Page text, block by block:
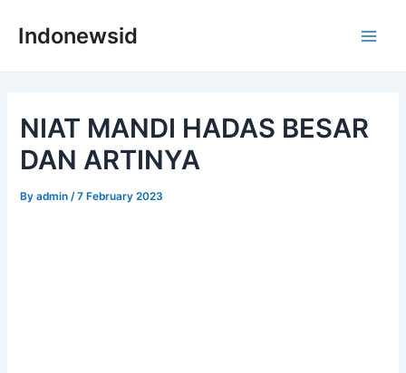
Indonewsid
NIAT MANDI HADAS BESAR
DAN ARTINYA
Byadmin /7 February 2023